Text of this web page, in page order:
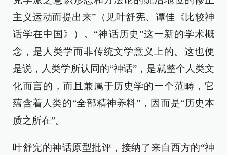
主义运动而提出来”（见叶舒宪、谭佳《比较神
话学在中国》）。“神话历史”这一新的学术概
念，是人类学而非传统文学意义上的。这也便
是说，人类学所认同的“神话”，是就整个人类文
化而言的，而且兼属于历史学的一个范畴，它
蕴含着人类的“全部精神养料”，因而是“历史本
质之所在”。
叶舒宪的神话原型批评，接纳了来自西方的“神